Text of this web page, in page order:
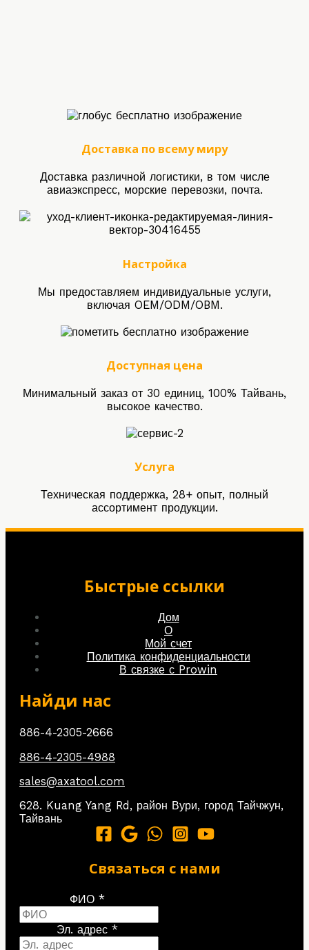
Доставка по всему миру
Доставка различной логистики, в том числе
авиаэкспресс, морские перевозки, почта.
Настройка
Мы предоставляем индивидуальные услуги,
включая OEM/ODM/OBM.
Доступная цена
Минимальный заказ от 30 единиц, 100% Тайвань,
высокое качество.
Услуга
Техническая поддержка, 28+ опыт, полный
ассортимент продукции.
Быстрые ссылки
Дом
О
Мой счет
Политика конфиденциальности
В связке с Prowin
Найди нас
886-4-2305-2666
886-4-2305-4988
sales@axatool.com
628. Kuang Yang Rd, район Вури, город Тайчжун,
Тайвань
Связаться с нами
ФИО *
Эл. адрес *